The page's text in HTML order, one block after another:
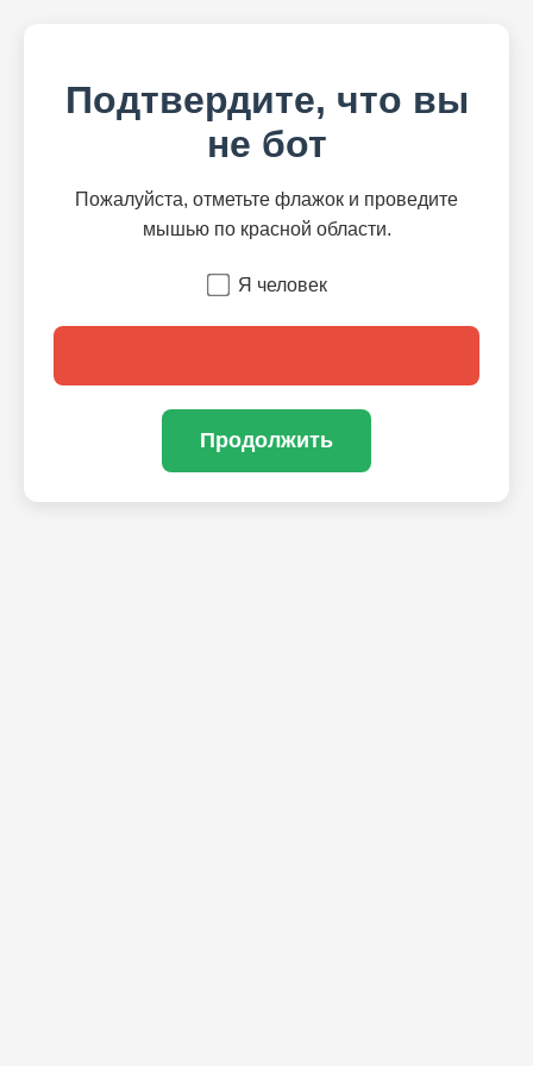
Подтвердите, что вы
не бот
Пожалуйста, отметьте флажок и проведите
мышью по красной области.
Я человек
Продолжить